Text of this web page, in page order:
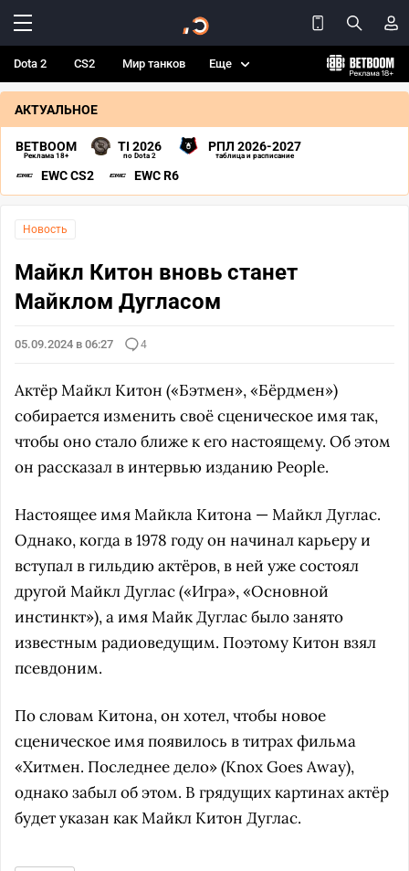
Dota 2 CS2 Мир танков Еще
АКТУАЛЬНОЕ
BETBOOM
Реклама 18+
TI 2026
по Dota 2
РПЛ 2026-2027
таблица и расписание
EWC CS2 EWC R6
Новость
Майкл Китон вновь станет
Майклом Дугласом
05.09.2024 в 06:27 4
Актёр Майкл Китон («Бэтмен», «Бёрдмен»)
собирается изменить своё сценическое имя так,
чтобы оно стало ближе к его настоящему. Об этом
он рассказал в интервью изданию People.
Настоящее имя Майкла Китона — Майкл Дуглас.
Однако, когда в 1978 году он начинал карьеру и
вступал в гильдию актёров, в ней уже состоял
другой Майкл Дуглас («Игра», «Основной
инстинкт»), а имя Майк Дуглас было занято
известным радиоведущим. Поэтому Китон взял
псевдоним.
По словам Китона, он хотел, чтобы новое
сценическое имя появилось в титрах фильма
«Хитмен. Последнее дело» (Knox Goes Away),
однако забыл об этом. В грядущих картинах актёр
будет указан как Майкл Китон Дуглас.